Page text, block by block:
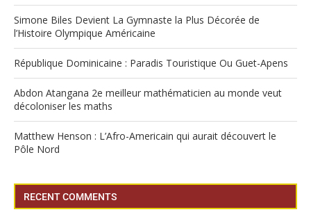
Simone Biles Devient La Gymnaste la Plus Décorée de
l’Histoire Olympique Américaine
République Dominicaine : Paradis Touristique Ou Guet-Apens
Abdon Atangana 2e meilleur mathématicien au monde veut
décoloniser les maths
Matthew Henson : L’Afro-Americain qui aurait découvert le
Pôle Nord
RECENT COMMENTS